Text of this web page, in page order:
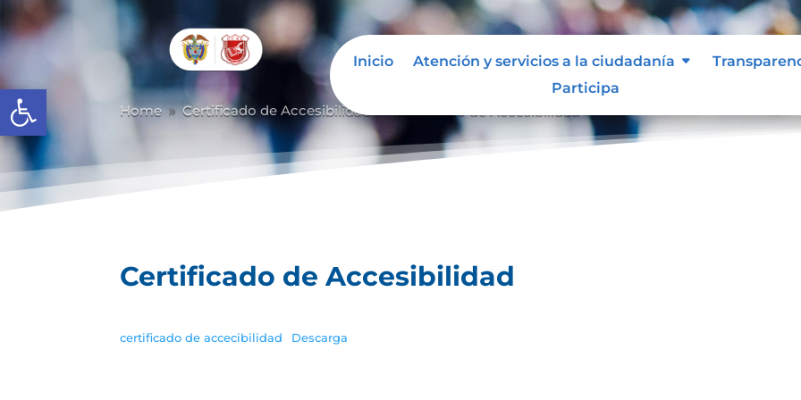
Abrir barra de herramientas
Inicio Atención y servicios a la ciudadanía
Participa
Home 9 Certificado de Accesibilidad
Certificado de Accesibilidad
certificado de accecibilidad Descarga